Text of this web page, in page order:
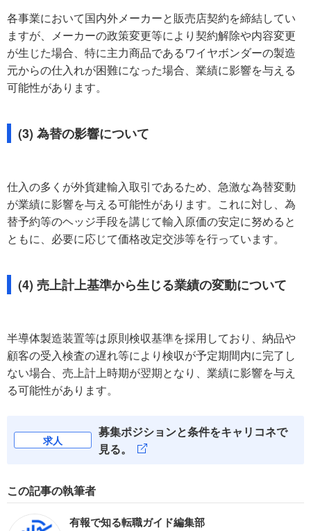
各事業において国内外メーカーと販売店契約を締結してい
ますが、メーカーの政策変更等により契約解除や内容変更
が生じた場合、特に主力商品であるワイヤボンダーの製造
元からの仕入れが困難になった場合、業績に影響を与える
可能性があります。
(3) 為替の影響について
仕入の多くが外貨建輸入取引であるため、急激な為替変動
が業績に影響を与える可能性があります。これに対し、為
替予約等のヘッジ手段を講じて輸入原価の安定に努めると
ともに、必要に応じて価格改定交渉等を行っています。
(4) 売上計上基準から生じる業績の変動について
半導体製造装置等は原則検収基準を採用しており、納品や
顧客の受入検査の遅れ等により検収が予定期間内に完了し
ない場合、売上計上時期が翌期となり、業績に影響を与え
る可能性があります。
求人
募集ポジションと条件をキャリコネで
見る。
この記事の執筆者
有報で知る転職ガイド編集部